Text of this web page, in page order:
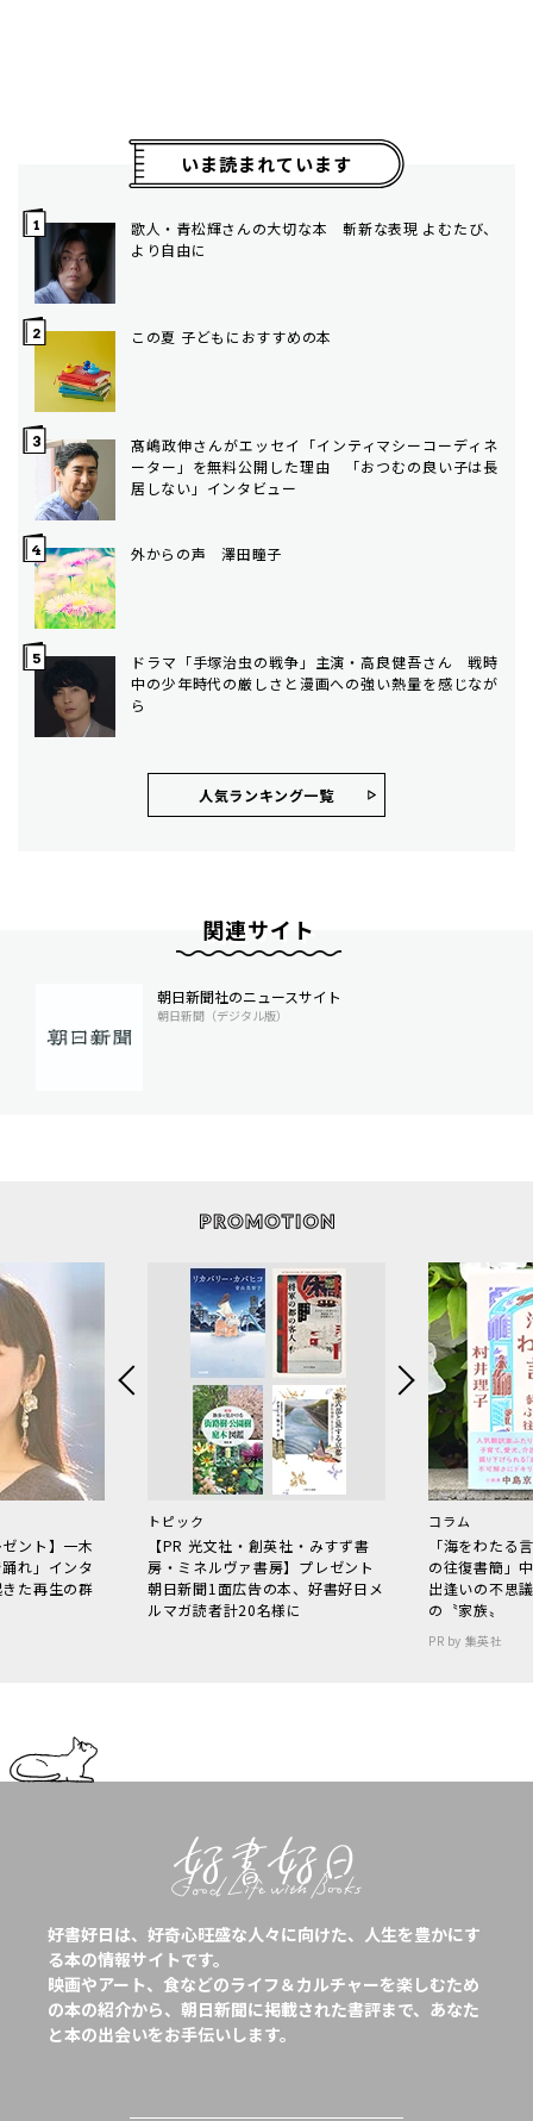
いま読まれています
歌人・青松輝さんの大切な本 斬新な表現 よむたび、
より自由に
この夏 子どもにおすすめの本
髙嶋政伸さんがエッセイ「インティマシーコーディネ
ーター」を無料公開した理由 「おつむの良い子は長
居しない」インタビュー
外からの声 澤田瞳子
ドラマ「手塚治虫の戦争」主演・高良健吾さん 戦時
中の少年時代の厳しさと漫画への強い熱量を感じなが
ら
人気ランキング⼀覧
関連サイト
朝日新聞社のニュースサイト
朝日新聞（デジタル版）
ント】一木
れ」インタ
た再生の群
トピック
【PR 光文社・創英社・みすず書
房・ミネルヴァ書房】プレゼント
朝日新聞1面広告の本、好書好日メ
ルマガ読者計20名様に
コラム
「海をわた
の往復書簡」
出逢いの不思
の〝家族〟
PR by 集英社
好書好日は、好奇心旺盛な人々に向けた、人生を豊かにす
る本の情報サイトです。
映画やアート、食などのライフ＆カルチャーを楽しむため
の本の紹介から、朝日新聞に掲載された書評まで、あなた
と本の出会いをお手伝いします。